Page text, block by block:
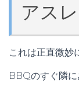
アス
これは正直微妙
BBQのすぐ隣に